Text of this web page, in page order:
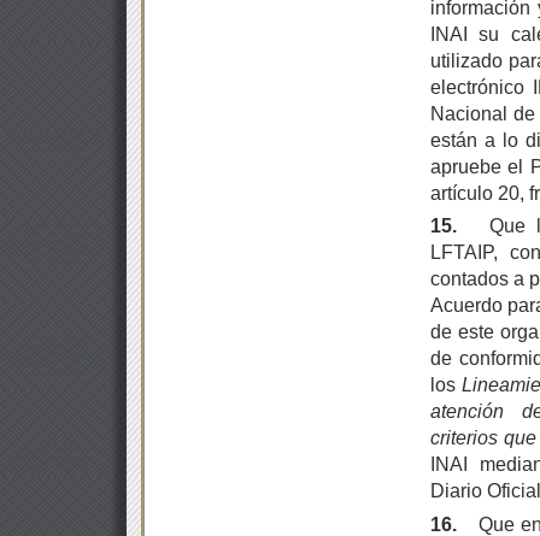
INAI su
utilizado
electrónico
Nacional
están a lo
apruebe el
artículo 20,
15.
Que
LFTAIP,
contados a
Acuerdo
de este
de
los
atención
criterios
INAI
Diario
16.
Que